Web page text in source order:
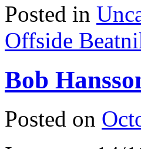
Posted in
Offside
Bob
Posted on